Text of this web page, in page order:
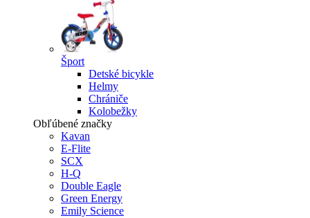
Šport
Detské bicykle
Helmy
Chrániče
Kolobežky
Obľúbené značky
Kavan
E-Flite
SCX
H-Q
Double Eagle
Green Energy
Emily Science